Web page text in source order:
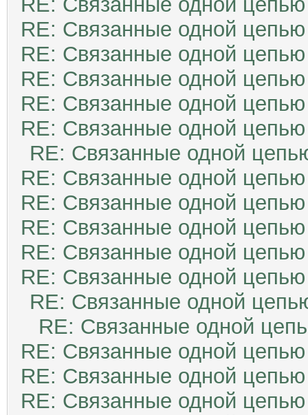
RE: Связанные одной цепью
RE: Связанные одной цепью
RE: Связанные одной цепью
RE: Связанные одной цепью
RE: Связанные одной цепью
RE: Связанные одной
RE: Связанные одной цепью
RE: Связанные одной цепью
RE: Связанные одной цепью
RE: Связанные одной цепью
RE: Связанные одной цепью
RE: Связанные одной
RE: Связанные одной
RE: Связанные одной цепью
RE: Связанные одной цепью
RE: Связанные одной цепью